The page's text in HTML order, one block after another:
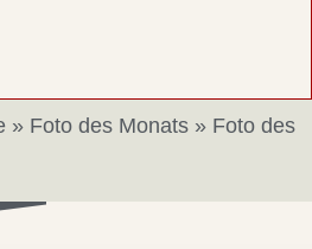
» Foto des Monats » Foto des